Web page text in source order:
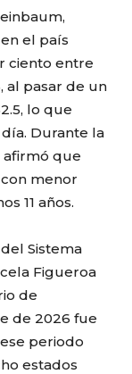
,
el país
ciento entre
al pasar de un
lo que
Durante la
afirmó que
menor
11 años.
Sistema
Figueroa
de
de 2026 fue
periodo
estados